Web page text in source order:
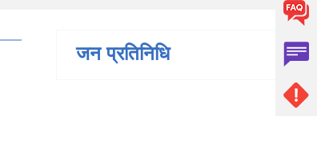
जन प्रतिनिधि